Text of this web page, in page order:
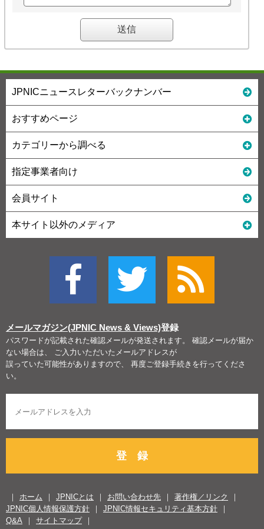
JPNICニュースレターバックナンバー
おすすめページ
カテゴリーから調べる
指定事業者向け
会員サイト
本サイト以外のメディア
メールマガジン(JPNIC News & Views)登録
パスワードが記載された確認メールが発送されます。 確認メールが届か
ない場合は、 ご入力いただいたメールアドレスが
誤っていた可能性がありますので、 再度ご登録手続きを行ってくださ
い。
登 録
ホーム JPNICとは お問い合わせ先
著作権／リンク
JPNIC個人情報保護方針
JPNIC情報セキュリティ基本方針
Q&A
サイトマップ